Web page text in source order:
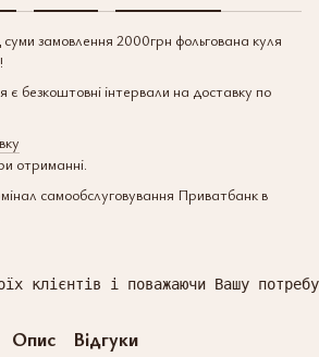
суми замовлення 2000грн фольгована куля
є безкоштовні інтервали на доставку по
отриманні.
самообслуговування Приватбанк в
клієнтів і поважаючи Вашу
Опис Відгуки